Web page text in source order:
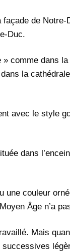
de
Duc.
comme dans
la
avec le style
dans
couleur
Âge n’a
Mais